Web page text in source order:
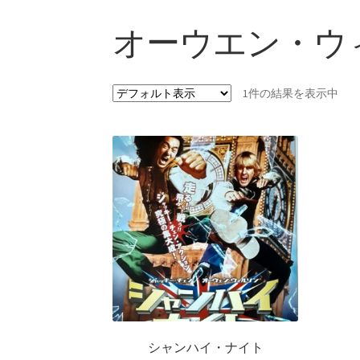
オーウエン・ウ
1件の結果を表示中
シャンハイ・ナイト